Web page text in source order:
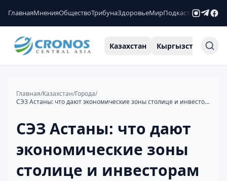
ГлавнаяМненияОбществоТрибунаЗдоровьеМирПодкастыРейтинги
Казахстан Кыргызстан
Главная/Казахстан/Города/
СЭЗ Астаны: что дают экономические зоны столице и инвесторам
СЭЗ Астаны: что дают
экономические зоны
столице и инвесторам